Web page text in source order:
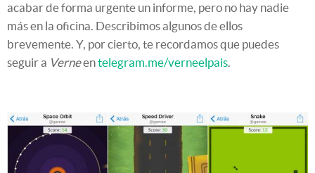
acabar de forma urgente un informe, pero no hay nadie
más en la oficina. Describimos algunos de ellos
brevemente. Y, por cierto, te recordamos que puedes
seguir a Verneentelegram.me/verneelpais.